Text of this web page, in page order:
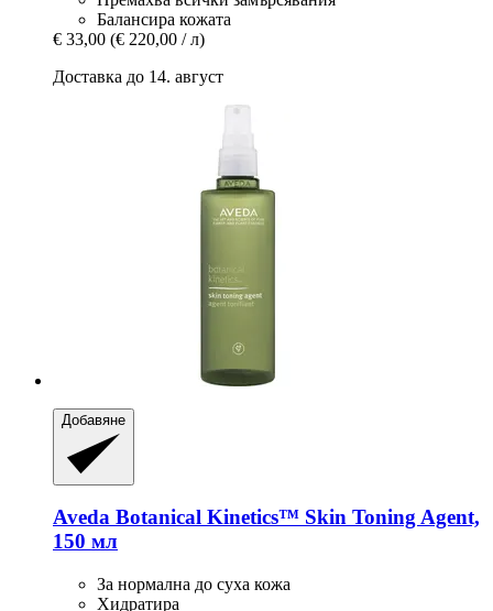
Балансира кожата
€ 33,00 (€ 220,00 / л)
Доставка до 14. август
Добавяне
Aveda Botanical Kinetics™ Skin Toning Agent,
150 мл
За нормална до суха кожа
Хидратира